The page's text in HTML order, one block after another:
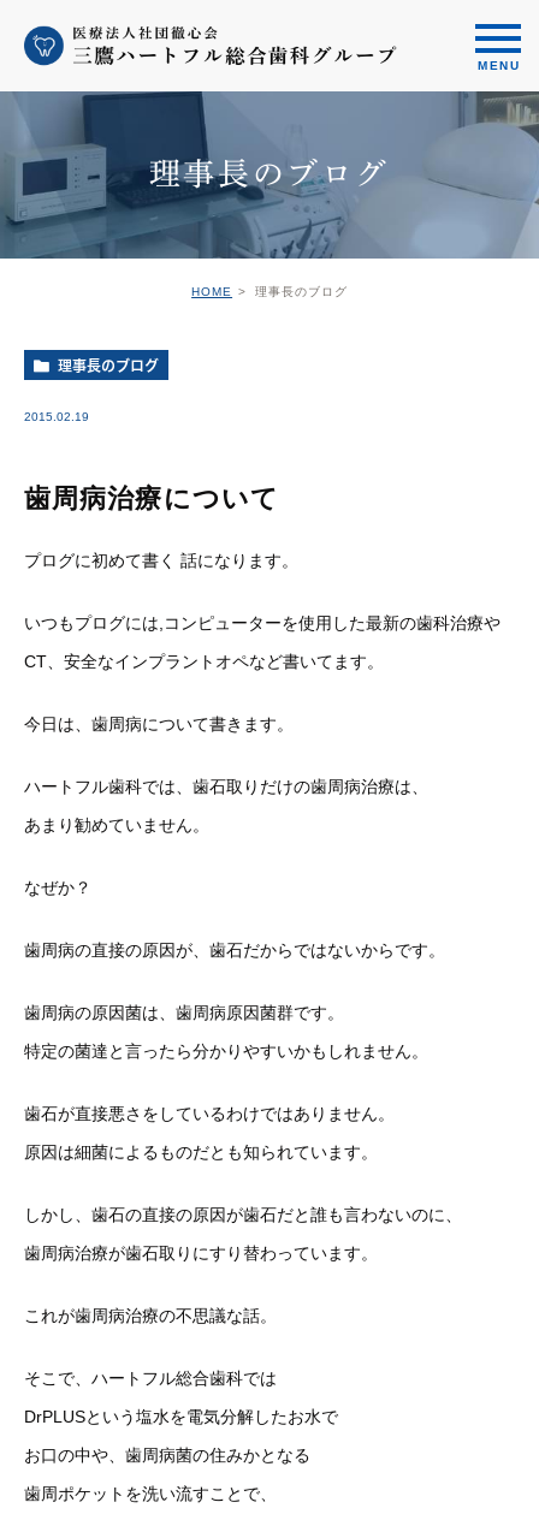
理事長のブログ
HOME 理事長のブログ
理事長のブログ
2015.02.19
歯周病治療について
プログに初めて書く 話になります。
いつもプログには,コンピューターを使用した最新の歯科治療や
CT、安全なインプラントオペなど書いてます。
今日は、歯周病について書きます。
ハートフル歯科では、歯石取りだけの歯周病治療は、
あまり勧めていません。
なぜか？
歯周病の直接の原因が、歯石だからではないからです。
歯周病の原因菌は、歯周病原因菌群です。
特定の菌達と言ったら分かりやすいかもしれません。
歯石が直接悪さをしているわけではありません。
原因は細菌によるものだとも知られています。
しかし、歯石の直接の原因が歯石だと誰も言わないのに、
歯周病治療が歯石取りにすり替わっています。
これが歯周病治療の不思議な話。
そこで、ハートフル総合歯科では
DrPLUSという塩水を電気分解したお水で
お口の中や、歯周病菌の住みかとなる
歯周ポケットを洗い流すことで、